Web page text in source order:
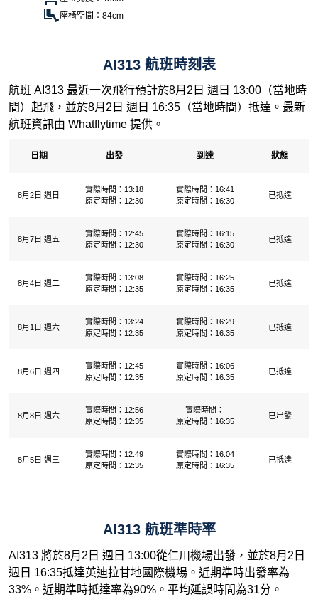
座椅空間：84cm
AI313 航班時刻表
航班 AI313 最近一次飛行預計於8月2日 週日 13:00（當地時
間）起飛，並於8月2日 週日 16:35（當地時間）抵達。最新
航班資訊由 Whatflytime 提供。
日期 出發 到達 狀態
8月2日 週日
實際時間：13:18
原定時間：12:30
實際時間：16:41
原定時間：16:30
已抵達
8月7日 週五
實際時間：12:45
原定時間：12:30
實際時間：16:15
原定時間：16:30
已抵達
8月4日 週二
實際時間：13:08
原定時間：12:35
實際時間：16:25
原定時間：16:35
已抵達
8月1日 週六
實際時間：13:24
原定時間：12:35
實際時間：16:29
原定時間：16:35
已抵達
8月6日 週四
實際時間：12:45
原定時間：12:35
實際時間：16:06
原定時間：16:35
已抵達
8月8日 週六
實際時間：12:56
原定時間：12:35
實際時間：
原定時間：16:35
已出發
8月5日 週三
實際時間：12:49
原定時間：12:35
實際時間：16:04
原定時間：16:35
已抵達
AI313 航班準時率
AI313 將於8月2日 週日 13:00從仁川機場出發，並於8月2日
週日 16:35抵達英迪拉甘地國際機場。近期準時出發率為
33%。近期準時抵達率為90%。平均延誤時間為31分。